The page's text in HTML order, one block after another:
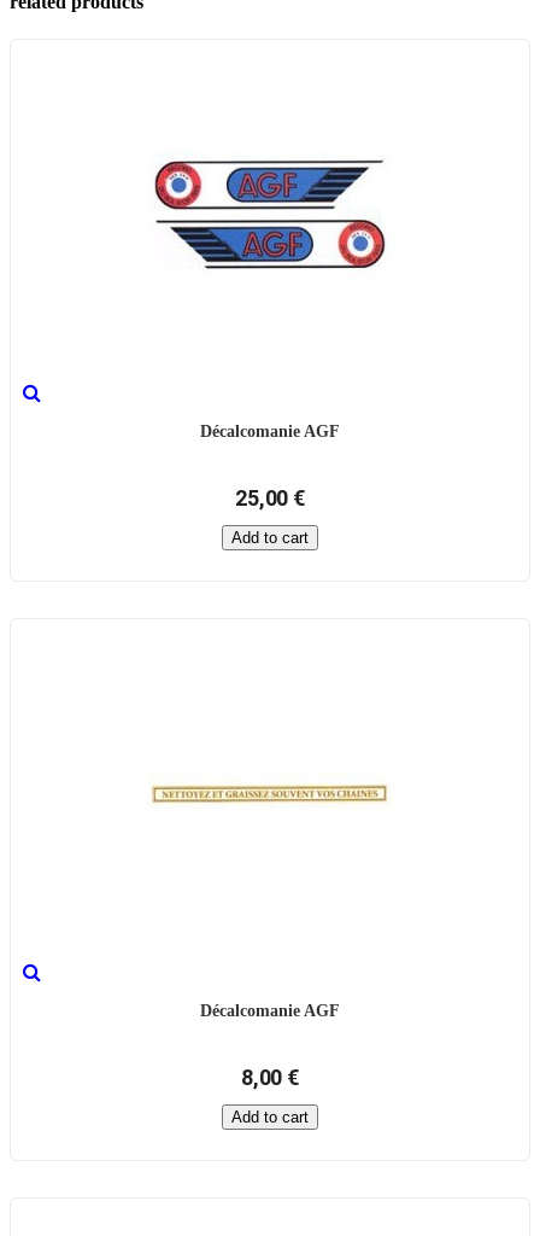
Décalcomanie AGF
25,00 €
Add to cart
Décalcomanie AGF
8,00 €
Add to cart